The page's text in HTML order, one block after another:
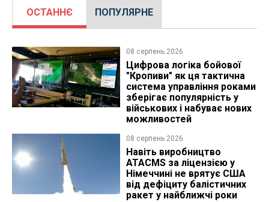
ОСТАННЄ ПОПУЛЯРНЕ
08 серпень 2026
Цифрова логіка бойової
"Кропиви" як ця тактична
система управління роками
зберігає популярність у
військових і набуває нових
можливостей
08 серпень 2026
Навіть виробництво
ATACMS за ліцензією у
Німеччині не врятує США
від дефіциту балістичних
ракет у найближчі роки